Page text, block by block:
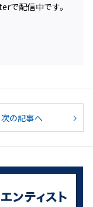
で配信中です。
次の記事へ